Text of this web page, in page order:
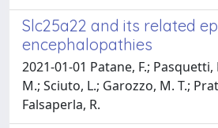
Slc25a22 and its related
encephalopathies
2021-01-01 Patane, F.; Pasquetti,
M.; Sciuto, L.; Garozzo, M. T.;
Falsaperla, R.